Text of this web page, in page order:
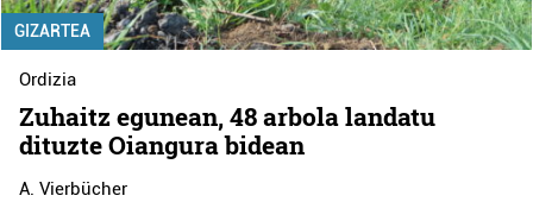
GIZARTEA
Ordizia
Zuhaitz egunean, 48 arbola landatu
dituzte Oiangura bidean
A. Vierbücher